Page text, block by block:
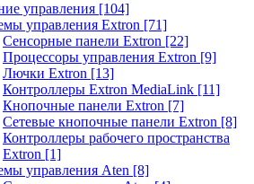
управления [104]
управления Extron [71]
Сенсорные панели Extron [22]
Процессоры управления Extron [9]
Лючки Extron [13]
Контроллеры Extron MediaLink [11]
Кнопочные панели Extron [7]
Сетевые кнопочные панели Extron [8]
Контроллеры рабочего пространства
Extron [1]
управления Aten [8]